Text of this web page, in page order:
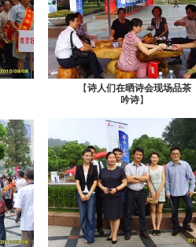
【诗人们在晒诗会现场品茶
吟诗】